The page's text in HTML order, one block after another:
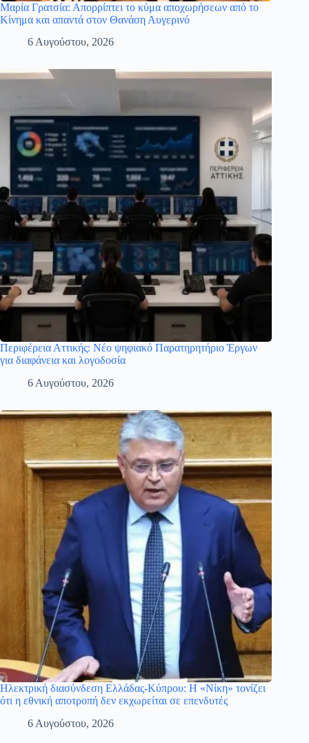
Μαρία Γρατσία: Απορρίπτει το κύμα αποχωρήσεων από το
Κίνημα και απαντά στον Θανάση Αυγερινό
6 Αυγούστου, 2026
Περιφέρεια Αττικής: Νέο ψηφιακό Παρατηρητήριο Έργων
για διαφάνεια και λογοδοσία
6 Αυγούστου, 2026
Ηλεκτρική διασύνδεση Ελλάδας-Κύπρου: Η «Νίκη» τονίζει
ότι η εθνική αποτροπή δεν εκχωρείται σε επενδυτές
6 Αυγούστου, 2026